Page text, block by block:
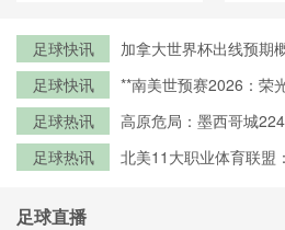
足球快讯
加拿大世界杯出线预期
足球快讯
**南美世预赛2026：荣
足球热讯
高原危局：墨西哥城
足球热讯
北美11大职业体育联盟
足球直播